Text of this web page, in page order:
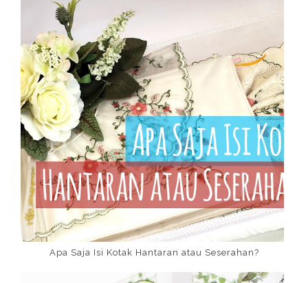
Apa Saja Isi Kotak Hantaran atau Seserahan?